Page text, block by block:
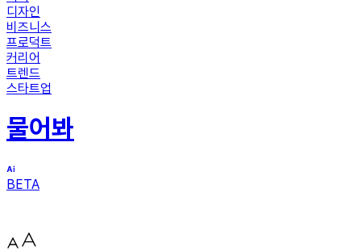
디자인
비즈니스
프로덕트
커리어
트렌드
스타트업
물어봐
BETA